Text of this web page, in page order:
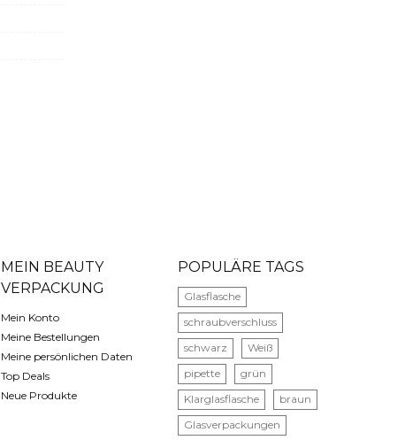
MEIN BEAUTY
VERPACKUNG
Mein Konto
Meine Bestellungen
Meine persönlichen Daten
Top Deals
Neue Produkte
POPULÄRE TAGS
Glasflasche
schraubverschluss
schwarz
Weiß
pipette
grün
Klarglasflasche
braun
Glasverpackungen